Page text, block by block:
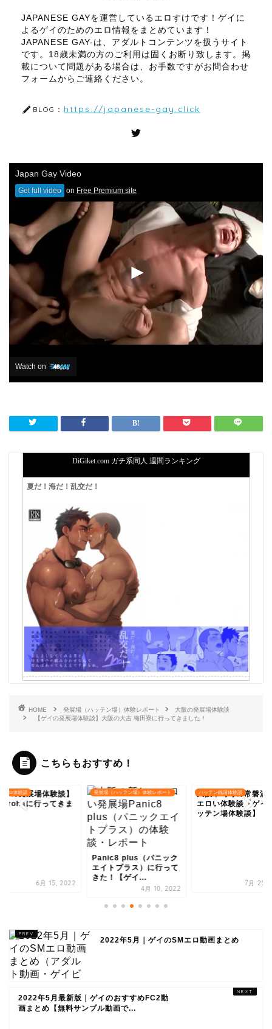
JAPANESE GAYを運営しているエロすけです！ゲイに
よるゲイのためのエロ情報をまとめています！
JAPANESE GAY-は、アダルトコンテンツを扱うサイト
です。18歳未満の方のご利用は固くお断り致します。掲
載について問題がある場合は、お手数ですがお問合わせ
フォームからご連絡ください。
BLOG： https://japanese-gay.click
HOME 発展場（ハッテン場）体験レポート
大阪の発展場体験談
【ゲイの発展場体験談】大阪の大吉 梅田寮に行ってきました！
こちらもおすすめ！
エロ体験談
イの発展場体験談】
irohaに行ってきま
6月 15, 2022
発展場（ハッテン場）体験レポート
Panic8 plus（パニック
エイトプラス）に行って
きた！【ゲイ...
4月 10, 2022
ハッテン銭湯体験談
大阪中崎町の常磐湯
エロい体験談【ゲイ
ッテン場体験談】
7月 25,
2022年5月｜ゲイのSMエロ動画まとめ
2022年5月最新版｜ゲイのおすすめFC2動
画まとめ【無料サンプル動画で...